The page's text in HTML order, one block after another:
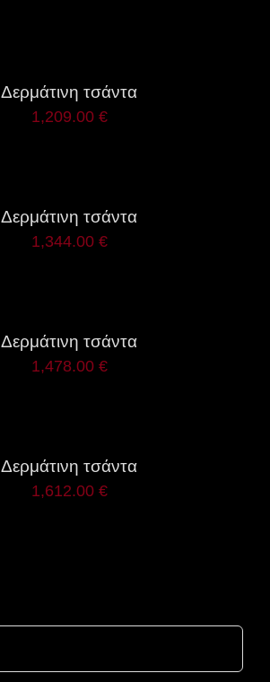
Δερμάτινη τσάντα
1,209.00 €
Δερμάτινη τσάντα
1,344.00 €
Δερμάτινη τσάντα
1,478.00 €
Δερμάτινη τσάντα
1,612.00 €